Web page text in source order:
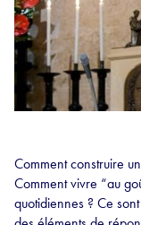
Comment construire
Comment vivre “au
quotidiennes ? Ce